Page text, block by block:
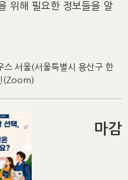
위해 필요한 정보들을 알
스 서울(서울특별시 용산구 한
(Zoom)
마감